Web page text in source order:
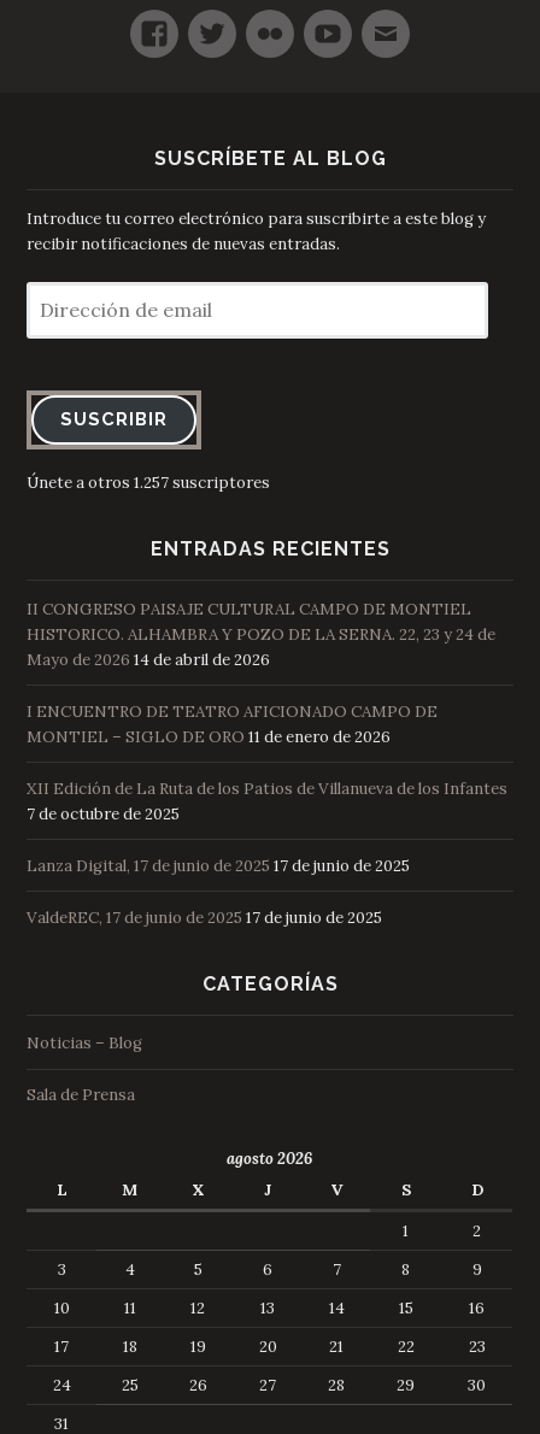
SUSCRÍBETE AL BLOG
Introduce tu correo electrónico para suscribirte a este blog y
recibir notificaciones de nuevas entradas.
de
email
SUSCRIBIR
Únete a otros 1.257 suscriptores
ENTRADAS RECIENTES
II CONGRESO PAISAJE CULTURAL CAMPO DE MONTIEL
HISTORICO. ALHAMBRA Y POZO DE LA SERNA. 22, 23 y 24 de
Mayo de 2026 14 de abril de 2026
I ENCUENTRO DE TEATRO AFICIONADO CAMPO DE
MONTIEL – SIGLO DE ORO 11 de enero de 2026
XII Edición de La Ruta de los Patios de Villanueva de los Infantes
7 de octubre de 2025
Lanza Digital, 17 de junio de 2025 17 de junio de 2025
ValdeREC, 17 de junio de 2025 17 de junio de 2025
CATEGORÍAS
Noticias – Blog
Sala de Prensa
agosto 2026
L
M X J V S
D
1
2
3
4 5 6 7 8
9
10
11 12 13 14 15
16
17
18 19 20 21 22
23
24
25 26 27 28 29
30
31